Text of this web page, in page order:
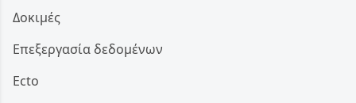
Δοκιμές
Επεξεργασία δεδομένων
Ecto